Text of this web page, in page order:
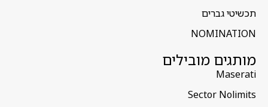
תכשיטי גברים
NOMINATION
מותגים מובילים
Maserati
Sector Nolimits